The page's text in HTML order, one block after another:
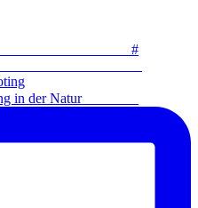
#
in der Natur ⠀⠀⠀⠀⠀